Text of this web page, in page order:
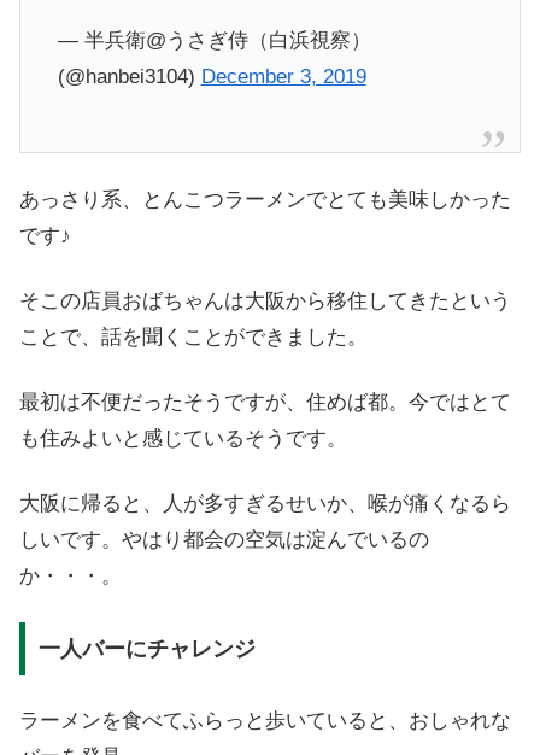
— 半兵衛@うさぎ侍（白浜視察）
(@hanbei3104) December 3, 2019
あっさり系、とんこつラーメンでとても美味しかった
です♪
そこの店員おばちゃんは大阪から移住してきたという
ことで、話を聞くことができました。
最初は不便だったそうですが、住めば都。今ではとて
も住みよいと感じているそうです。
大阪に帰ると、人が多すぎるせいか、喉が痛くなるら
しいです。やはり都会の空気は淀んでいるの
か・・・。
一人バーにチャレンジ
ラーメンを食べてふらっと歩いていると、おしゃれな